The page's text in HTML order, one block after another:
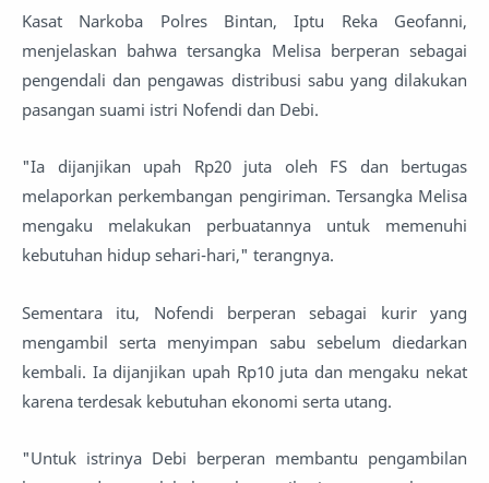
Kasat Narkoba Polres Bintan, Iptu Reka Geofanni,
menjelaskan bahwa tersangka Melisa berperan sebagai
pengendali dan pengawas distribusi sabu yang dilakukan
pasangan suami istri Nofendi dan Debi.
"Ia dijanjikan upah Rp20 juta oleh FS dan bertugas
melaporkan perkembangan pengiriman. Tersangka Melisa
mengaku melakukan perbuatannya untuk memenuhi
kebutuhan hidup sehari-hari," terangnya.
Sementara itu, Nofendi berperan sebagai kurir yang
mengambil serta menyimpan sabu sebelum diedarkan
kembali. Ia dijanjikan upah Rp10 juta dan mengaku nekat
karena terdesak kebutuhan ekonomi serta utang.
"Untuk istrinya Debi berperan membantu pengambilan